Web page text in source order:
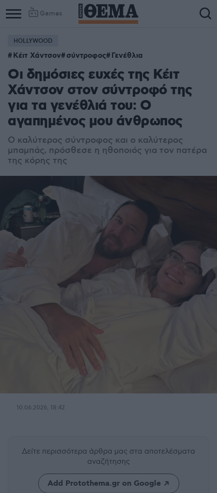
Games
HOLLYWOOD
Κέιτ Χάντσον σύντροφος Γενέθλια
Οι δημόσιες ευχές της Κέιτ
Χάντσον στον σύντροφό της
για τα γενέθλιά του: Ο
αγαπημένος μου άνθρωπος
Ο καλύτερος σύντροφος και ο καλύτερος
μπαμπάς, πρόσθεσε η ηθοποιός για τον πατέρα
της κόρης της
10.06.2026, 18:42
Δείτε περισσότερα άρθρα μας στα αποτελέσματα
αναζήτησης
Add Protothema.gr on Google